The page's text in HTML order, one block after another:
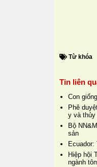
Từ khóa
Tin liên
Con
Phê
y và thủy
Bộ
sản
Hiệp hội
ngành